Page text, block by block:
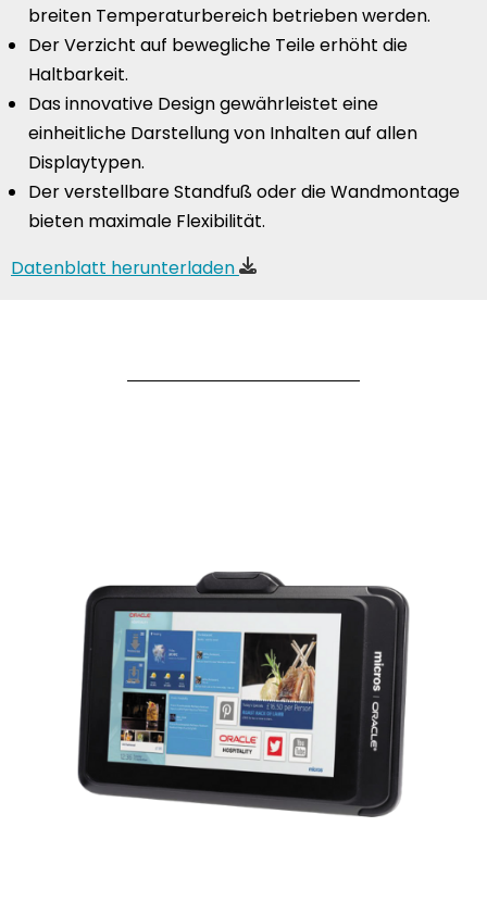
breiten Temperaturbereich betrieben werden.
Der Verzicht auf bewegliche Teile erhöht die
Haltbarkeit.
Das innovative Design gewährleistet eine
einheitliche Darstellung von Inhalten auf allen
Displaytypen.
Der verstellbare Standfuß oder die Wandmontage
bieten maximale Flexibilität.
Datenblatt herunterladen